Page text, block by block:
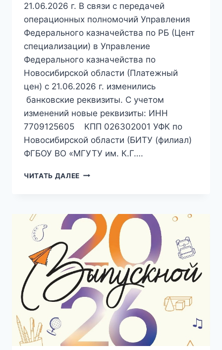
21.06.2026 г. В связи с передачей
операционных полномочий Управления
Федерального казначейства по РБ (Цент
специализации) в Управление
Федерального казначейства по
Новосибирской области (Платежный
цен) с 21.06.2026 г. изменились
банковские реквизиты. С учетом
изменений новые реквизиты: ИНН
7709125605 КПП 026302001 УФК по
Новосибирской области (БИТУ (филиал)
ФГБОУ ВО «МГУТУ им. К.Г….
ЧИТАТЬ ДАЛЕЕ ОБ
С
21.06.2026